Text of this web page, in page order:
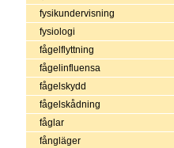
fysikundervisning
fysiologi
fågelflyttning
fågelinfluensa
fågelskydd
fågelskådning
fåglar
fångläger